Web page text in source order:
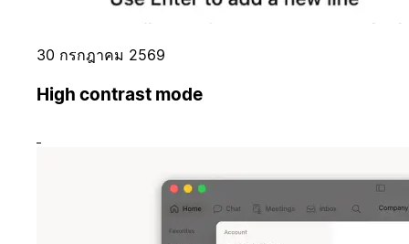
30 กรกฎาคม 2569
High contrast mode